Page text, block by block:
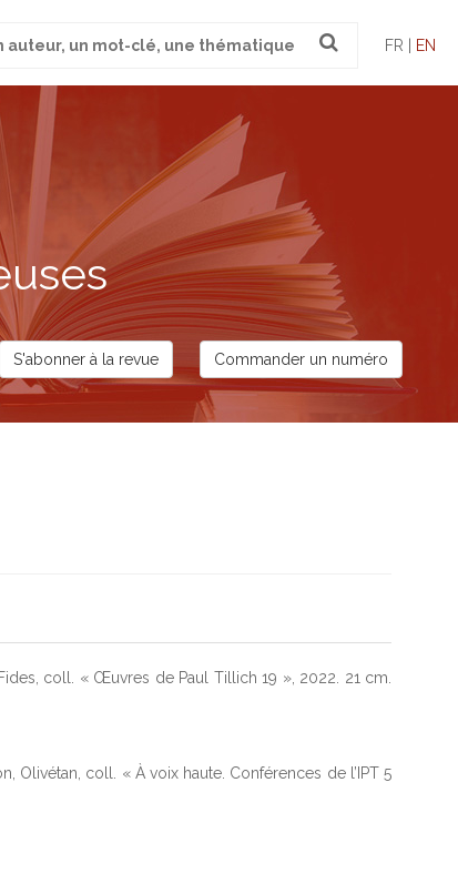
FR | EN
S'abonner à la revue Commander un numéro
coll. « Œuvres de Paul Tillich 19 », 2022. 21 cm.
Olivétan, coll. « À voix haute. Conférences de l’IPT 5